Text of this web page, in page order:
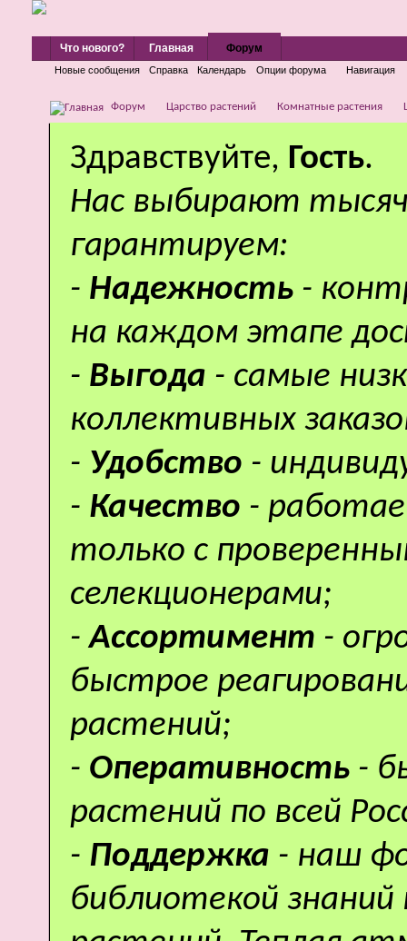
Что нового? Главная Форум
Новые сообщения Справка Календарь Опции форума Навигация
Форум Царство растений Комнатные растения
Здравствуйте, Гость.
Нас выбирают
гарантируем:
- Надежность -
на каждом этапе
- Выгода - самые
коллективных
- Удобство -
- Качество -
только с
селекционерами;
-Ассортимент -
быстрое
растений;
- Оперативность -
растений по всей
- Поддержка - наш
библиотекой